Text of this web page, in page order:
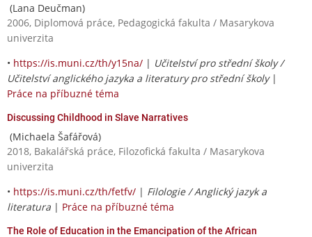
(Lana Deučman)
2006, Diplomová práce, Pedagogická fakulta / Masarykova
univerzita
• https://is.muni.cz/th/y15na/ | Učitelství pro střední školy /
Učitelství anglického jazyka a literatury pro střední školy|
Práce na příbuzné téma
Discussing Childhood in Slave Narratives
(Michaela Šafářová)
2018, Bakalářská práce, Filozofická fakulta / Masarykova
univerzita
• https://is.muni.cz/th/fetfv/ | Filologie / Anglický jazyk a
literatura | Práce na příbuzné téma
The Role of Education in the Emancipation of the African